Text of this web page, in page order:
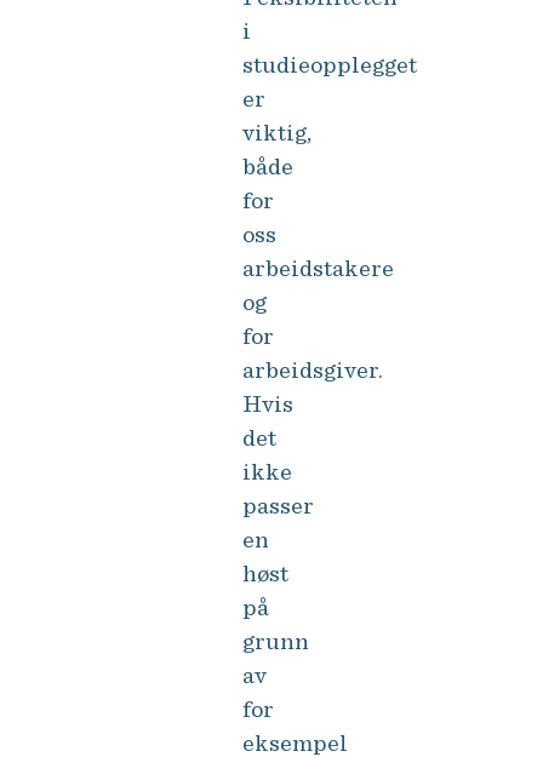
i
studieopplegget
er
viktig,
både
for
oss
arbeidstakere
og
for
arbeidsgiver.
Hvis
det
ikke
passer
en
høst
på
grunn
av
for
eksempel